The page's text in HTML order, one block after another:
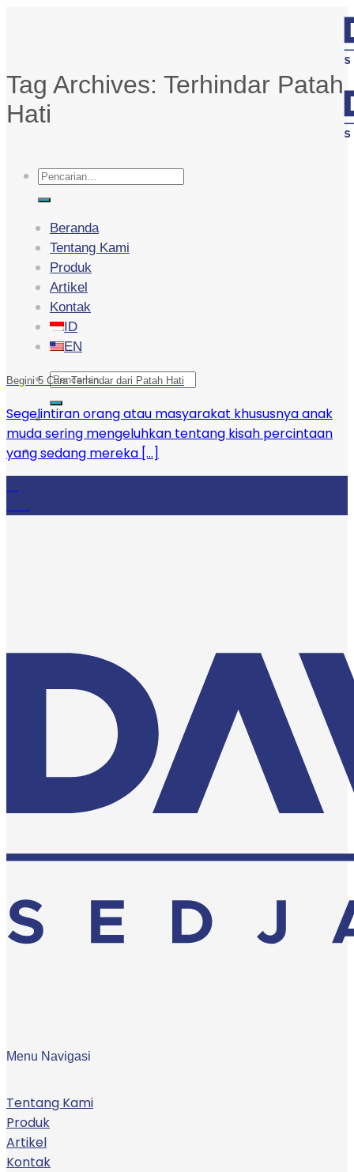
Pencarian
untuk:
Beranda
Tentang Kami
Produk
Artikel
Kontak
ID
EN
Pencarian
untuk:
Tag Archives: Terhindar Patah
Hati
Begini 5 Cara Terhindar dari Patah Hati
Segelintiran orang atau masyarakat khususnya anak
muda sering mengeluhkan tentang kisah percintaan
yang sedang mereka [...]
Menu Navigasi
Tentang Kami
Produk
Artikel
Kontak